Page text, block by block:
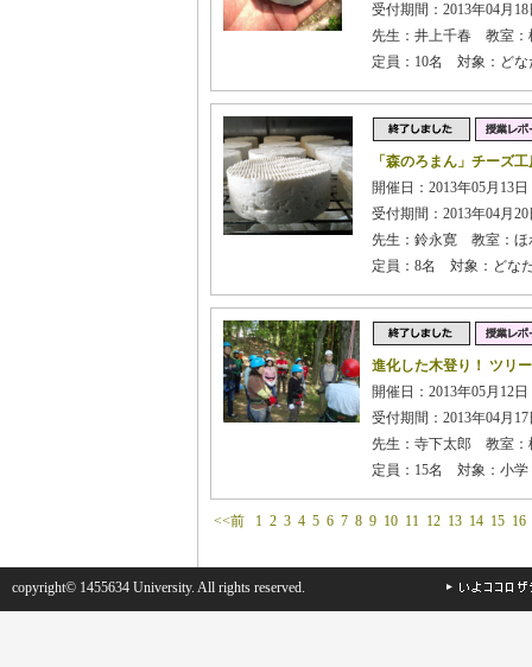
受付期間：2013年04月
先生：井上千春 教室：
定員：10名 対象：どな
「森のろまん」チーズ
開催日：2013年05月13
受付期間：2013年04月
先生：鈴永寛 教室：ほ
定員：8名 対象：どな
進化した木登り！ ツリ
開催日：2013年05月12
受付期間：2013年04月
先生：寺下太郎 教室：
定員：15名 対象：小学
<<前 1 2 3 4 5 6 7 8 9 10 11 12 13 14 15 16
copyright© 1455634 University. All rights reserved.